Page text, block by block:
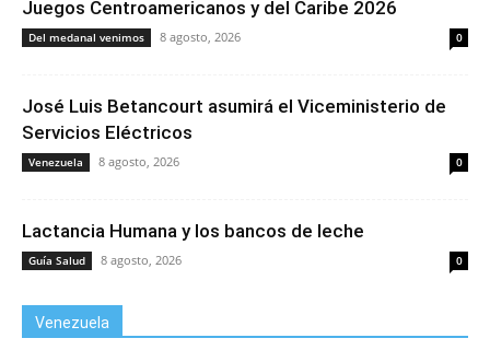
Juegos Centroamericanos y del Caribe 2026
Del medanal venimos 8 agosto, 2026 0
José Luis Betancourt asumirá el Viceministerio de
Servicios Eléctricos
Venezuela 8 agosto, 2026 0
Lactancia Humana y los bancos de leche
Guía Salud 8 agosto, 2026 0
Venezuela